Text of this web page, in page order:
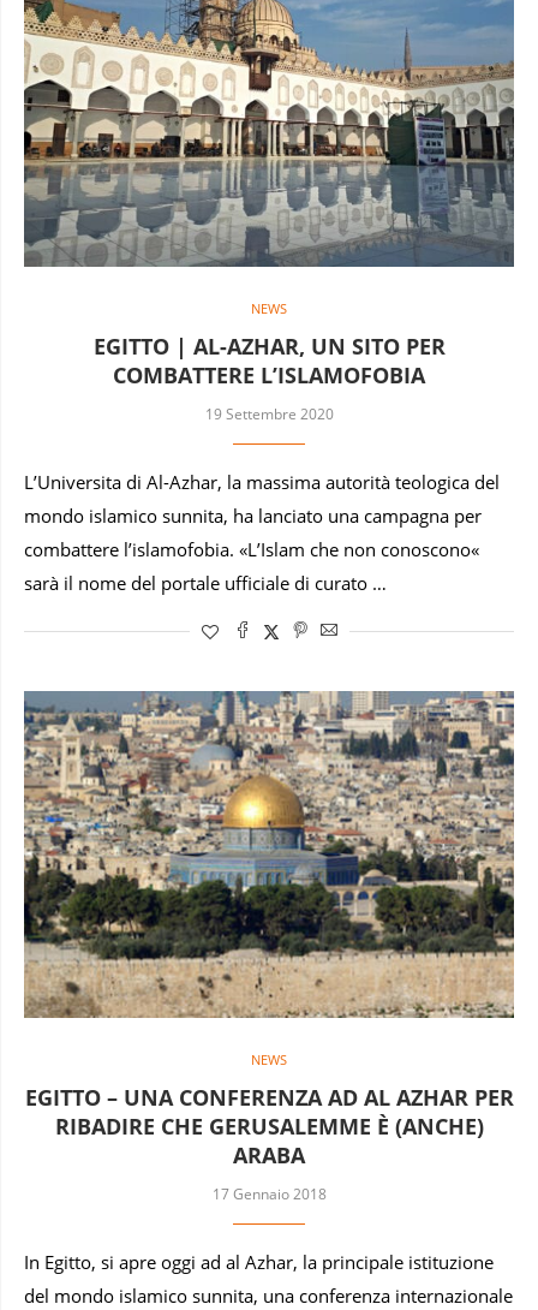
NEWS
EGITTO | AL-AZHAR, UN SITO PER
COMBATTERE L’ISLAMOFOBIA
19 Settembre 2020
L’Universita di Al-Azhar, la massima autorità teologica del
mondo islamico sunnita, ha lanciato una campagna per
combattere l’islamofobia. «L’Islam che non conoscono«
sarà il nome del portale ufficiale di curato …
NEWS
EGITTO – UNA CONFERENZA AD AL AZHAR PER
RIBADIRE CHE GERUSALEMME È (ANCHE)
ARABA
17 Gennaio 2018
In Egitto, si apre oggi ad al Azhar, la principale istituzione
del mondo islamico sunnita, una conferenza internazionale